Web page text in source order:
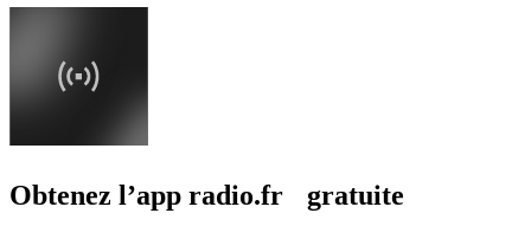
Obtenez l’app radio.fr gratuite